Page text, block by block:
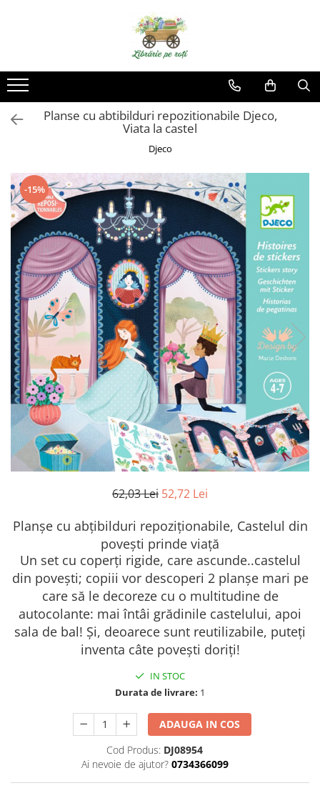
Planse cu abtibilduri repozitionabile Djeco,
Viata la castel
Djeco
-15%
62,03 Lei 52,72 Lei
Planșe cu abțibilduri repoziționabile, Castelul din
povești prinde viață
Un set cu coperți rigide, care ascunde..castelul
din povești; copiii vor descoperi 2 planșe mari pe
care să le decoreze cu o multitudine de
autocolante: mai întâi grădinile castelului, apoi
sala de bal! Și, deoarece sunt reutilizabile, puteți
inventa câte povești doriți!
IN STOC
Durata de livrare: 1
ADAUGA IN COS
Cod Produs: DJ08954
Ai nevoie de ajutor? 0734366099